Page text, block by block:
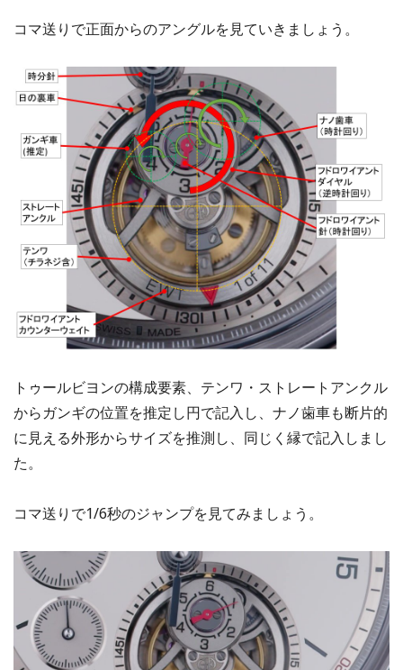
コマ送りで正面からのアングルを見ていきましょう。
トゥールビヨンの構成要素、テンワ・ストレートアンクル
からガンギの位置を推定し円で記入し、ナノ歯車も断片的
に見える外形からサイズを推測し、同じく縁で記入しまし
た。
コマ送りで1/6秒のジャンプを見てみましょう。